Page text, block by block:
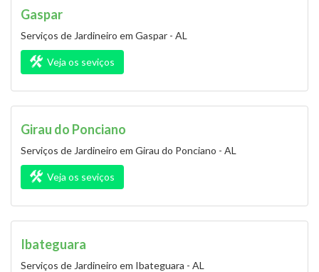
Gaspar
Serviços de Jardineiro em Gaspar - AL
Veja os seviços
Girau do Ponciano
Serviços de Jardineiro em Girau do Ponciano - AL
Veja os seviços
Ibateguara
Serviços de Jardineiro em Ibateguara - AL